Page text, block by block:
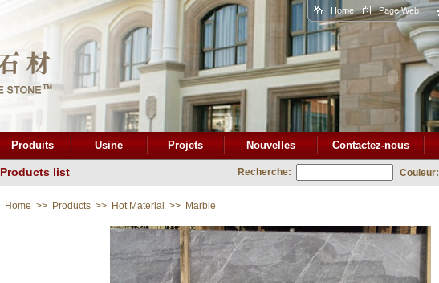
Home Page Web
Produits Usine Projets Nouvelles Contactez-nous
Products list Recherche: Couleur:
Home >> Products>> Hot Material >> Marble